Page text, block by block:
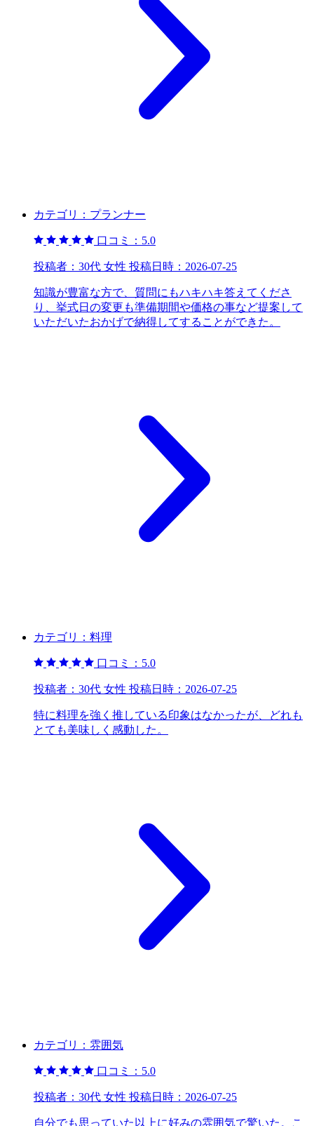
カテゴリ： プランナー
口コミ： 5.0
投稿者： 30代 女性 投稿日時： 2026-07-25
知識が豊富な方で、質問にもハキハキ答えてくださ
り、挙式日の変更も準備期間や価格の事など提案して
いただいたおかげで納得してすることができた。
カテゴリ： 料理
口コミ： 5.0
投稿者： 30代 女性 投稿日時： 2026-07-25
特に料理を強く推している印象はなかったが、どれも
とても美味しく感動した。
カテゴリ： 雰囲気
口コミ： 5.0
投稿者： 30代 女性 投稿日時： 2026-07-25
自分でも思っていた以上に好みの雰囲気で驚いた。こ